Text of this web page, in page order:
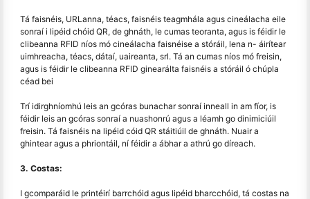
Tá faisnéis, URLanna, téacs, faisnéis teagmhála agus cineálacha eile
sonraí i lipéid chóid QR, de ghnáth, le cumas teoranta, agus is féidir le
clibeanna RFID níos mó cineálacha faisnéise a stóráil, lena n- áirítear
uimhreacha, téacs, dátaí, uaireanta, srl. Tá an cumas níos mó freisin,
agus is féidir le clibeanna RFID ginearálta faisnéis a stóráil ó chúpla
céad bei
Trí idirghníomhú leis an gcóras bunachar sonraí inneall in am fíor, is
féidir leis an gcóras sonraí a nuashonrú agus a léamh go dinimiciúil
freisin. Tá faisnéis na lipéid cóid QR stáitiúil de ghnáth. Nuair a
ghintear agus a phriontáil, ní féidir a ábhar a athrú go díreach.
3. Costas:
I gcomparáid le printéirí barrchóid agus lipéid bharcchóid, tá costas na